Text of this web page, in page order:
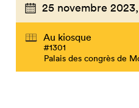
25 novembre 2023,
Au kiosque
#1301
Palais des congrès de